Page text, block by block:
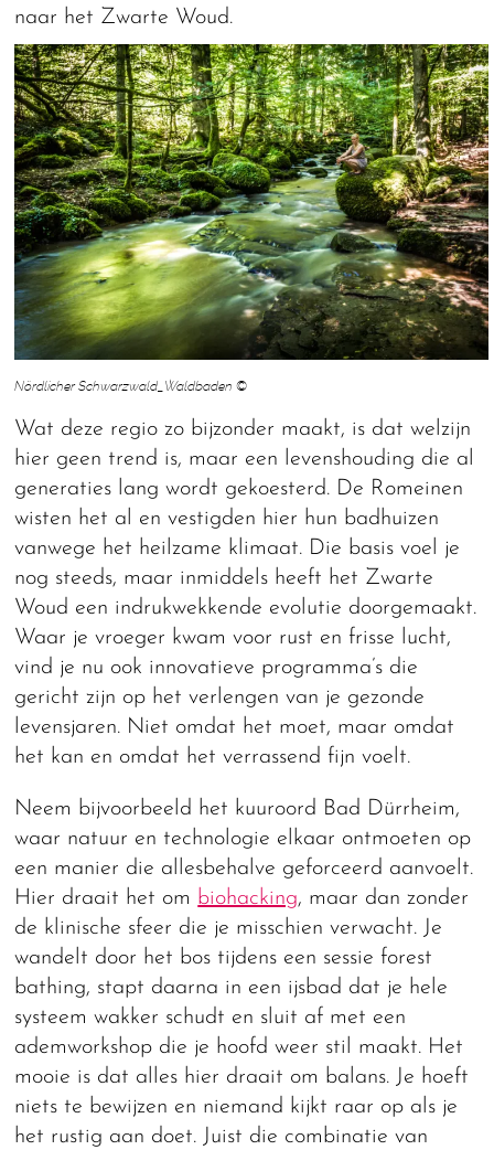
naar het Zwarte Woud.
Nördlicher Schwarzwald_Waldbaden ©
Wat deze regio zo bijzonder maakt, is dat welzijn
hier geen trend is, maar een levenshouding die al
generaties lang wordt gekoesterd. De Romeinen
wisten het al en vestigden hier hun badhuizen
vanwege het heilzame klimaat. Die basis voel je
nog steeds, maar inmiddels heeft het Zwarte
Woud een indrukwekkende evolutie doorgemaakt.
Waar je vroeger kwam voor rust en frisse lucht,
vind je nu ook innovatieve programma’s die
gericht zijn op het verlengen van je gezonde
levensjaren. Niet omdat het moet, maar omdat
het kan en omdat het verrassend fijn voelt.
Neem bijvoorbeeld het kuuroord Bad Dürrheim,
waar natuur en technologie elkaar ontmoeten op
een manier die allesbehalve geforceerd aanvoelt.
Hier draait het om biohacking, maar dan zonder
de klinische sfeer die je misschien verwacht. Je
wandelt door het bos tijdens een sessie forest
bathing, stapt daarna in een ijsbad dat je hele
systeem wakker schudt en sluit af met een
ademworkshop die je hoofd weer stil maakt. Het
mooie is dat alles hier draait om balans. Je hoeft
niets te bewijzen en niemand kijkt raar op als je
het rustig aan doet. Juist die combinatie van